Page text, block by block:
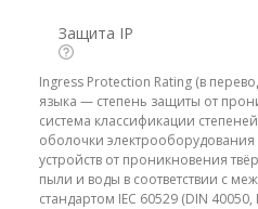
Защита IP
Ingress Protection Rating (в
языка — степень защиты от
система классификации
оболочки электрооборудования
устройств от проникновения
пыли и воды в соответствии с
стандартом IEC 60529 (DIN